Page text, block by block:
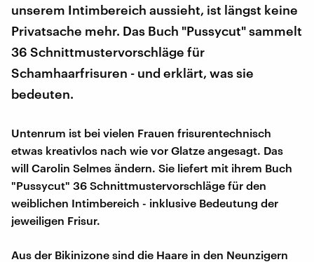
unserem Intimbereich aussieht, ist längst keine
Privatsache mehr. Das Buch "Pussycut" sammelt
36 Schnittmustervorschläge für
Schamhaarfrisuren - und erklärt, was sie
bedeuten.
Untenrum ist bei vielen Frauen frisurentechnisch
etwas kreativlos nach wie vor Glatze angesagt. Das
will Carolin Selmes ändern. Sie liefert mit ihrem Buch
"Pussycut" 36 Schnittmustervorschläge für den
weiblichen Intimbereich - inklusive Bedeutung der
jeweiligen Frisur.
Aus der Bikinizone sind die Haare in den Neunzigern